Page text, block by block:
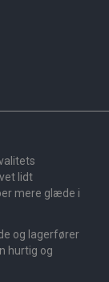
lidt
mere glæde i
og lagerfører
hurtig og